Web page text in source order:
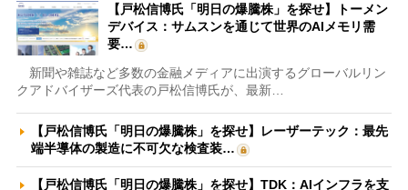
【戸松信博氏「明日の爆騰株」を探せ】トーメン
デバイス：サムスンを通じて世界のAIメモリ需
要…
新聞や雑誌など多数の金融メディアに出演するグローバルリン
クアドバイザーズ代表の戸松信博氏が、最新…
【戸松信博氏「明日の爆騰株」を探せ】レーザーテック：最先
端半導体の製造に不可欠な検査装…
【戸松信博氏「明日の爆騰株」を探せ】TDK：AIインフラを支